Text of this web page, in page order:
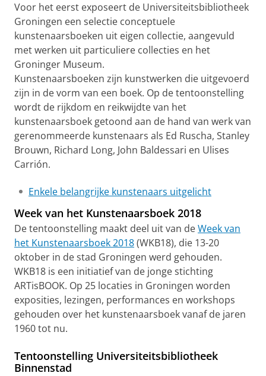
Voor het eerst exposeert de Universiteitsbibliotheek
Groningen een selectie conceptuele
kunstenaarsboeken uit eigen collectie, aangevuld
met werken uit particuliere collecties en het
Groninger Museum.
Kunstenaarsboeken zijn kunstwerken die uitgevoerd
zijn in de vorm van een boek. Op de tentoonstelling
wordt de rijkdom en reikwijdte van het
kunstenaarsboek getoond aan de hand van werk van
gerenommeerde kunstenaars als Ed Ruscha, Stanley
Brouwn, Richard Long, John Baldessari en Ulises
Carrión.
Enkele belangrijke kunstenaars uitgelicht
Week van het Kunstenaarsboek 2018
De tentoonstelling maakt deel uit van deWeek van
het Kunstenaarsboek 2018(WKB18), die 13-20
oktober in de stad Groningen werd gehouden.
WKB18 is een initiatief van de jonge stichting
ARTisBOOK. Op 25 locaties in Groningen worden
exposities, lezingen, performances en workshops
gehouden over het kunstenaarsboek vanaf de jaren
1960 tot nu.
Tentoonstelling Universiteitsbibliotheek
Binnenstad